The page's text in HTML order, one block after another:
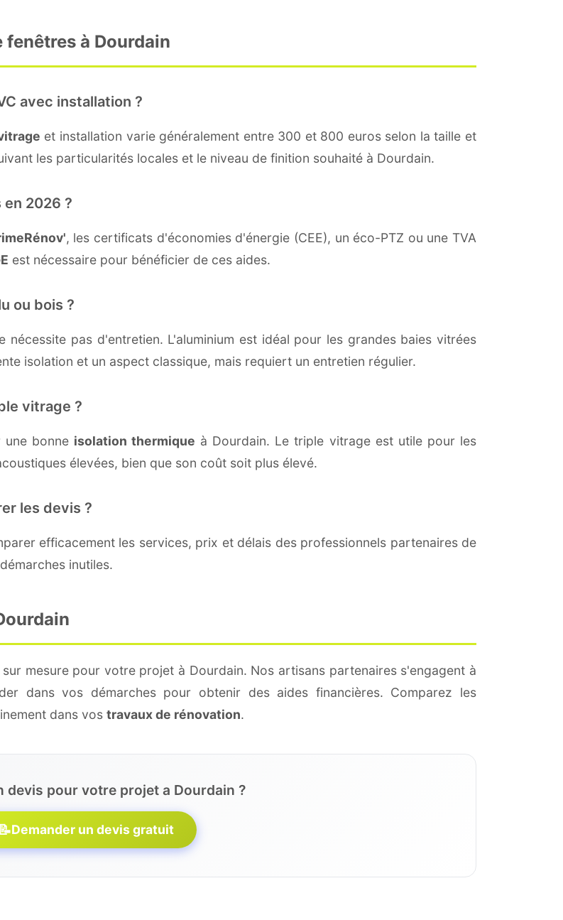
à Dourdain
avec installation ?
et installation varie généralement entre 300 et 800 euros selon la taille et
les particularités locales et le niveau de finition souhaité à Dourdain.
2026 ?
, les certificats d'économies d'énergie (CEE), un éco-PTZ ou une TVA
est nécessaire pour bénéficier de ces aides.
ou bois ?
pas d'entretien. L'aluminium est idéal pour les grandes baies vitrées
isolation et un aspect classique, mais requiert un entretien régulier.
vitrage ?
une bonne isolation thermique à Dourdain. Le triple vitrage est utile pour les
élevées, bien que son coût soit plus élevé.
les devis ?
efficacement les services, prix et délais des professionnels partenaires de
inutiles.
mesure pour votre projet à Dourdain. Nos artisans partenaires s'engagent à
dans vos démarches pour obtenir des aides financières. Comparez les
dans vos travaux de rénovation.
devis pour votre projet a Dourdain ?
📝Demander un devis gratuit